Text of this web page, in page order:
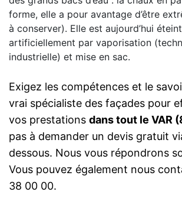
forme, elle a pour avantage d’être
à conserver). Elle est aujourd’hui
artificiellement par vaporisation
industrielle) et mise en sac.
Exigez les compétences et le
vrai spécialiste des façades pour
vos prestations dans tout le VAR
pas à demander un devis gratuit
dessous. Nous vous répondrons
Vous pouvez également nous
38 00 00.